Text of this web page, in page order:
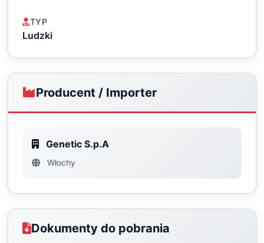
TYP
Ludzki
Producent / Importer
Genetic S.p.A
Włochy
Dokumenty do pobrania